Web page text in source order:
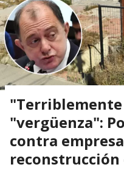
"vergüenza":
contra
reconstrucción